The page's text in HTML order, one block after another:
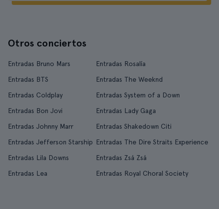
Otros conciertos
Entradas Bruno Mars
Entradas Rosalía
Entradas BTS
Entradas The Weeknd
Entradas Coldplay
Entradas System of a Down
Entradas Bon Jovi
Entradas Lady Gaga
Entradas Johnny Marr
Entradas Shakedown Citi
Entradas Jefferson Starship Entradas The Dire Straits Experience
Entradas Lila Downs
Entradas Zsá Zsá
Entradas Lea
Entradas Royal Choral Society